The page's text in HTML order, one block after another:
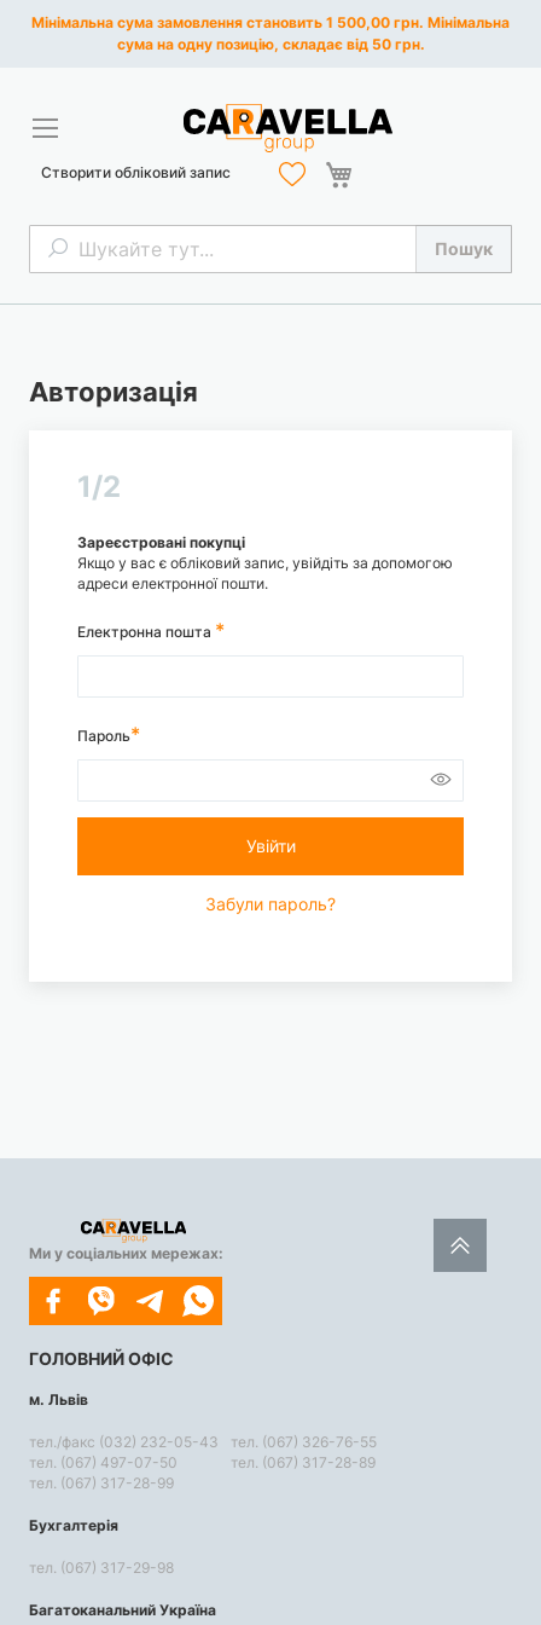
Мінімальна сума замовлення становить 1 500,00 грн. Мінімальна
сума на одну позицію, складає від 50 грн.
Пошук Пошук
Створити обліковий запис
Авторизація
1/2
Зареєстровані покупці
Якщо у вас є обліковий запис, увійдіть за допомогою
адреси електронної пошти.
Електронна пошта
Пароль
Увійти
Забули пароль?
Ми у соціальних мережах:
ГОЛОВНИЙ ОФІС
м. Львів
тел./факс (032) 232-05-43
тел. (067) 497-07-50
тел. (067) 317-28-99
тел. (067) 326-76-55
тел. (067) 317-28-89
Бухгалтерія
тел. (067) 317-29-98
Багатоканальний Україна